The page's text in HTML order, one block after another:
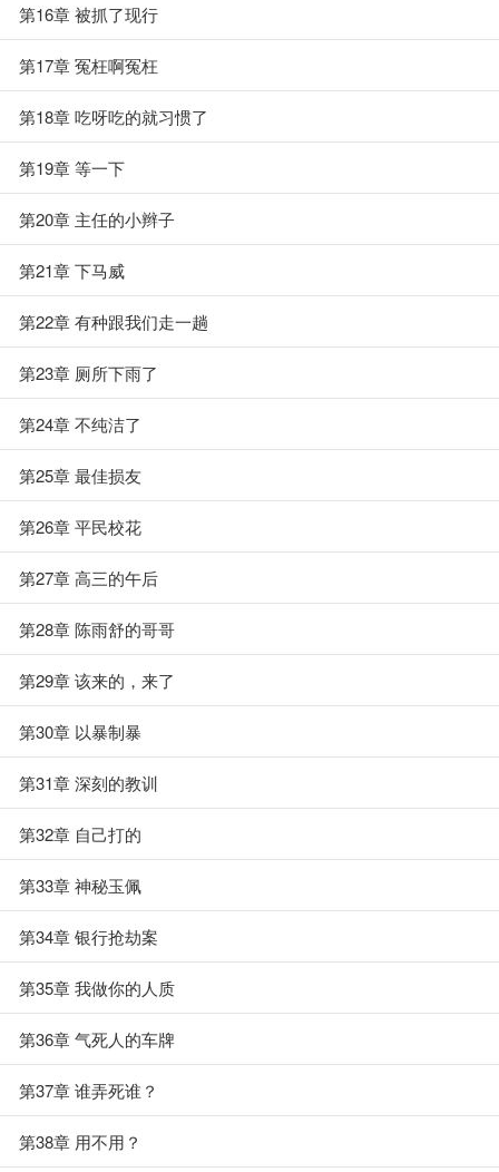
第16章 被抓了现行
第17章 冤枉啊冤枉
第18章 吃呀吃的就习惯了
第19章 等一下
第20章 主任的小辫子
第21章 下马威
第22章 有种跟我们走一趟
第23章 厕所下雨了
第24章 不纯洁了
第25章 最佳损友
第26章 平民校花
第27章 高三的午后
第28章 陈雨舒的哥哥
第29章 该来的，来了
第30章 以暴制暴
第31章 深刻的教训
第32章 自己打的
第33章 神秘玉佩
第34章 银行抢劫案
第35章 我做你的人质
第36章 气死人的车牌
第37章 谁弄死谁？
第38章 用不用？